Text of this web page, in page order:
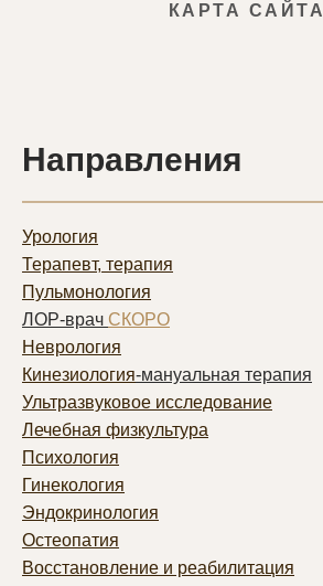
КАРТА САЙТА
Направления
Урология
Терапевт, терапия
Пульмонология
ЛОР-врач СКОРО
Неврология
Кинезиология-мануальная терапия
Ультразвуковое исследование
Лечебная физкультура
Психология
Гинекология
Эндокринология
Остеопатия
Восстановление и реабилитация